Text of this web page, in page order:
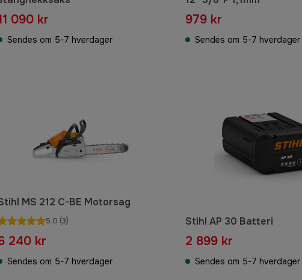
090 kr
Sendes om 5-7 hverdager
979 kr
Sendes om 5-7 hverdager
MS 212 C-BE Motorsag
5.0 (3)
240 kr
Sendes om 5-7 hverdager
Stihl AP 30 Batteri
2 899 kr
Sendes om 5-7 hverdager